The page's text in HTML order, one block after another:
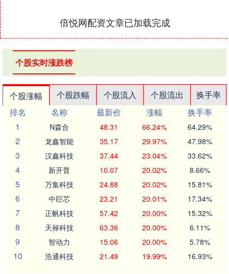
倍悦网配资文章已加载完成
个股实时涨跌榜
个股涨幅 个股跌幅 个股流入 个股流出
换手率
排名
名称 最新价 涨幅
换手率
1
N森合 48.31 66.24% 64.29%
2 龙鑫智能 35.17 29.97% 47.98%
3 汉鑫科技 37.44 23.04% 33.62%
4 新开普 10.07 20.02% 8.66%
5 万集科技 24.88 20.02% 15.81%
6 中巨芯 23.21 20.01% 17.34%
7 正帆科技 57.42 20.00% 15.32%
8 天禄科技 63.36 20.00% 6.11%
9 智动力 15.06 20.00% 5.78%
10 浩通科技 21.49 19.99% 16.93%